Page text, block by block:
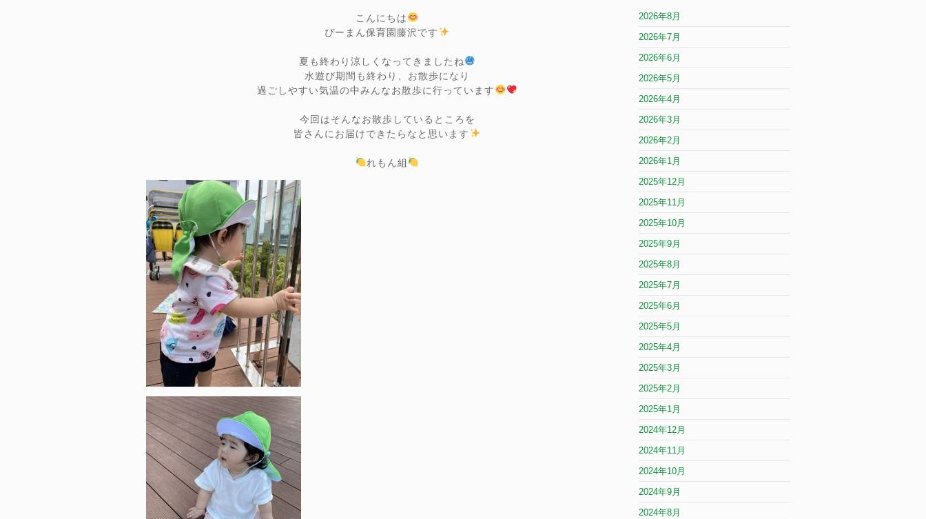
こんにちは
ぴーまん保育園藤沢です
夏も終わり涼しくなってきましたね
水遊び期間も終わり、お散歩になり
過ごしやすい気温の中みんなお散歩に行っています
今回はそんなお散歩しているところを
皆さんにお届けできたらなと思います
れもん組
2026年8月
2026年7月
2026年6月
2026年5月
2026年4月
2026年3月
2026年2月
2026年1月
2025年12月
2025年11月
2025年10月
2025年9月
2025年8月
2025年7月
2025年6月
2025年5月
2025年4月
2025年3月
2025年2月
2025年1月
2024年12月
2024年11月
2024年10月
2024年9月
2024年8月